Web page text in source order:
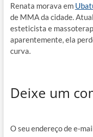
Renata morava em
de MMA da cidade.
esteticista e
aparentemente, ela
curva.
Deixe um
O seu endereço de e-